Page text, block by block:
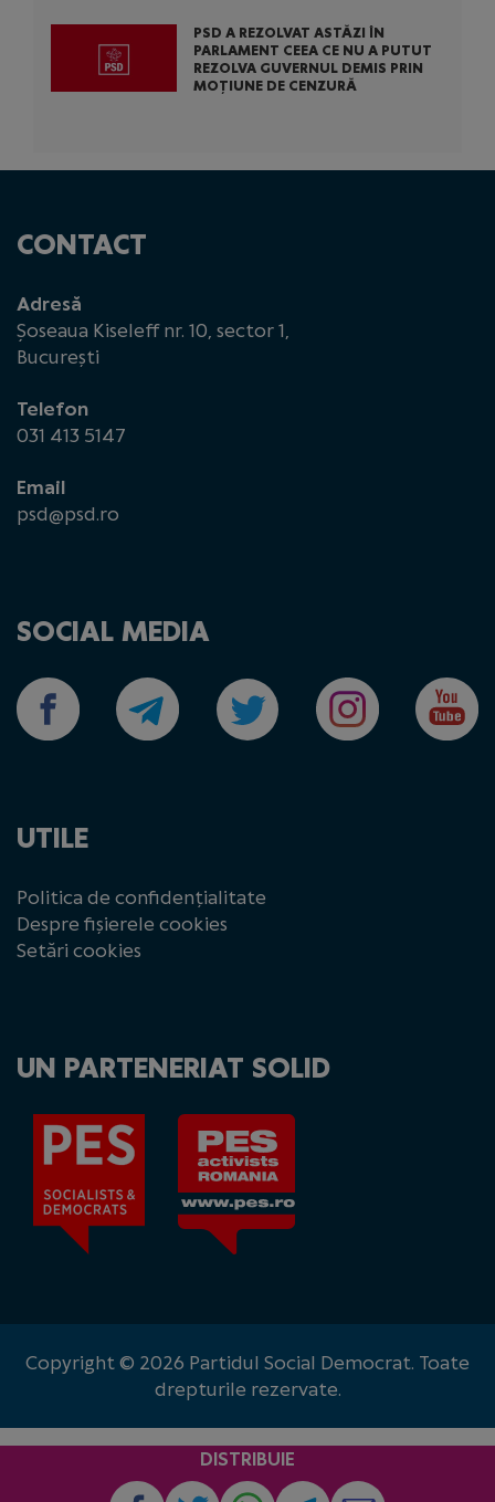
PSD A REZOLVAT ASTĂZI ÎN
PARLAMENT CEEA CE NU A PUTUT
REZOLVA GUVERNUL DEMIS PRIN
MOȚIUNE DE CENZURĂ
CONTACT
Adresă
Șoseaua Kiseleff nr. 10, sector 1,
București
Telefon
031 413 5147
Email
psd@psd.ro
SOCIAL MEDIA
UTILE
Politica de confidențialitate
Despre fișierele cookies
Setări cookies
UN PARTENERIAT SOLID
Copyright © 2026 Partidul Social Democrat. Toate
drepturile rezervate.
DISTRIBUIE